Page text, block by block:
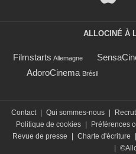
ALLOCINÉ À
Filmstarts Allemagne
AdoroCinema Brésil
Contact Qui sommes-nous
Politique de cookies
Préférences
Revue de presse
Charte d'écriture